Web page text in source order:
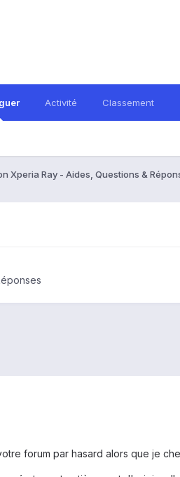
Activité Classement
Xperia Ray - Aides, Questions &
forum par hasard alors que je